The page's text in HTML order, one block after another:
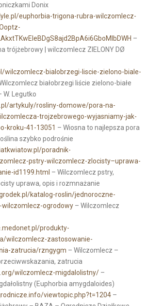
Donix
euphorbia-trigona-rubra-wilczomlecz-
–
trójżebrowy | wilczomlecz ZIELONY DØ
wilczomlecz-bialobrzegi-liscie-zielono-biale-
białobrzegi liście zielono-białe
W. Legutko
artykuly/rosliny-domowe/pora-na-
trojzebrowego-wyjasniamy-jak-
kroku-41-13051 – Wiosna to najlepsza pora
szybko podrośnie
poradnik-
pstry-wilczomlecz-zlocisty–uprawa-
id1199.html – Wilczomlecz pstry,
uprawa, opis i rozmnażanie
katalog-roslin/jednoroczne-
ogrodowy– Wilczomlecz
produkty-
wilczomlecz-zastosowanie-
zatrucia/rzngygm – Wilczomlecz –
zatrucia
wilczomlecz-migdalolistny/–
(Euphorbia amygdaloides)
viewtopic.php?t=1204–